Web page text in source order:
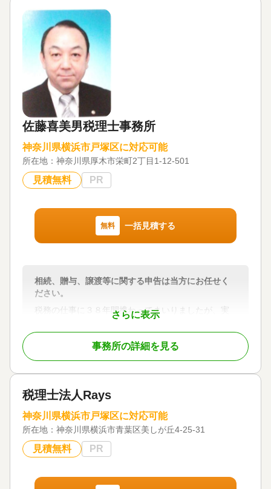
プで承ります。
☆明確な費用の提示
費用のことは最初に説明し、些細なことでも相談し
やすい雰囲気作りに努めています。
☆信用第一
☆迅速かつ丁寧な対応
神奈川県、東京都
遺言書 / 遺産分割 / 相続財産調査 / 相続登記 / 相続放
棄 / 家族信託 / 相続手続き / 銀行手続き / 戸籍収集 /
時以降相談可 / オンライン面談可 / 事務所面談可
佐藤喜美男税理士事務所
神奈川県横浜市戸塚区に対応可能
所在地： 神奈川県厚木市栄町2丁目1-12-501
見積無料 PR
無料 一括見積する
さらに表示
相続、贈与、譲渡等に関する申告は当方にお任せく
ださい。
税務の仕事に３８年間携わってまいりましたが、実
に奥が深い分野だとつくづく感じる今日この頃で
す。また同時に、やりがいのある仕事だと実感して
おります。特に、相続税の申告業務に関していえ
ば、財産評価と特例適用の両方の側面から税効果を
検討する必要があり、申告後に依頼者から感謝され
す。
対応地域
神奈川県内 東京都２３区、町田市・八王子市
対応業務
信託 / 相続手続き / 生前贈与（不動産名義変更）
事務所の詳細を見る
税理士法人Rays
神奈川県横浜市戸塚区に対応可能
所在地： 神奈川県横浜市青葉区美しが丘4-25-31
見積無料 PR